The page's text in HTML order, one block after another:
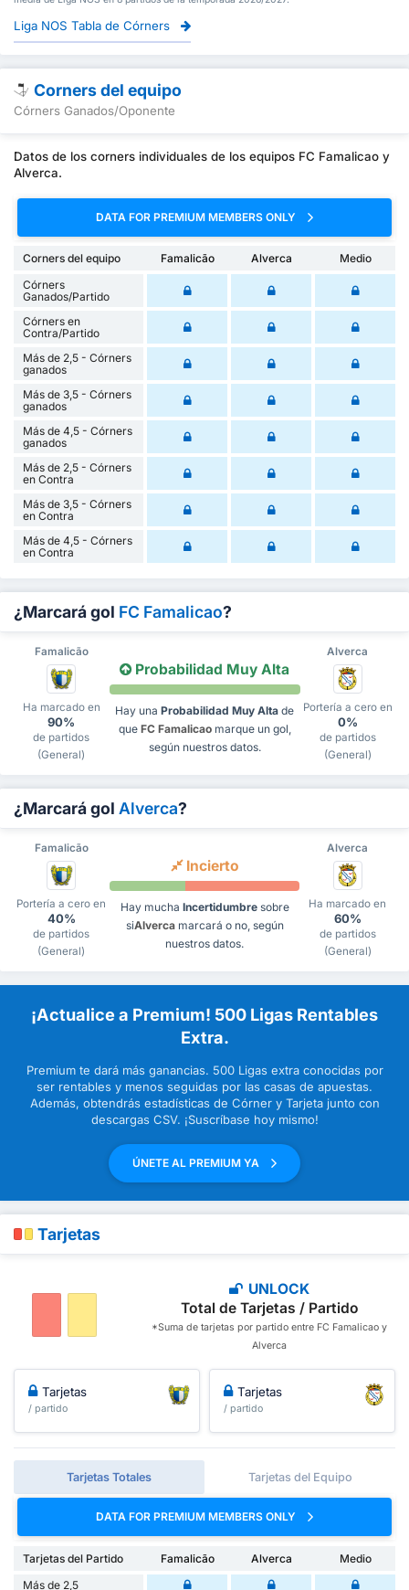
Liga NOS Tabla de Córners
Corners del equipo
Córners Ganados/Oponente
Datos de los corners individuales de los equipos FC Famalicao y
Alverca.
DATA FOR PREMIUM MEMBERS ONLY
Corners del equipo Famalicão Alverca
Medio
Córners
Ganados/Partido
Córners en
Contra/Partido
Más de 2,5 - Córners
ganados
Más de 3,5 - Córners
ganados
Más de 4,5 - Córners
ganados
Más de 2,5 - Córners
en Contra
Más de 3,5 - Córners
en Contra
Más de 4,5 - Córners
en Contra
¿Marcará gol FC Famalicao?
Famalicão Alverca
Ha marcado en
90%
de partidos
(General)
Probabilidad Muy Alta
Hay una Probabilidad Muy Alta de
que FC Famalicaomarque un gol,
según nuestros datos.
Portería a cero en
0%
de partidos
(General)
¿Marcará gol Alverca?
Famalicão Alverca
Portería a cero en
40%
de partidos
(General)
Incierto
Hay mucha Incertidumbresobre
siAlvercamarcará o no, según
nuestros datos.
Ha marcado en
60%
de partidos
(General)
¡Actualice a Premium! 500 Ligas Rentables
Extra.
Premium te dará más ganancias. 500 Ligas extra conocidas por
ser rentables y menos seguidas por las casas de apuestas.
Además, obtendrás estadísticas de Córner y Tarjeta junto con
descargas CSV. ¡Suscríbase hoy mismo!
ÚNETE AL PREMIUM YA
Tarjetas
UNLOCK
Total de Tarjetas / Partido
*Suma de tarjetas por partido entre FC Famalicao y
Alverca
Tarjetas
/ partido
Tarjetas
/ partido
Tarjetas Totales Tarjetas del Equipo
DATA FOR PREMIUM MEMBERS ONLY
Tarjetas del Partido Famalicão Alverca
Medio
Más de 2,5